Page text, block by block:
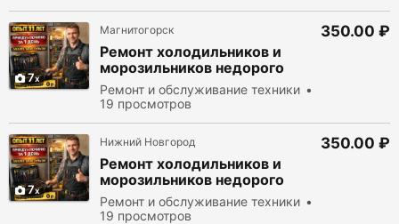
7
Магнитогорск
Ремонт холодильников и
морозильников недорого
Ремонт и обслуживание техники
19 просмотров
350.00 ₽
7
Нижний Новгород
Ремонт холодильников и
морозильников недорого
Ремонт и обслуживание техники
19 просмотров
350.00 ₽